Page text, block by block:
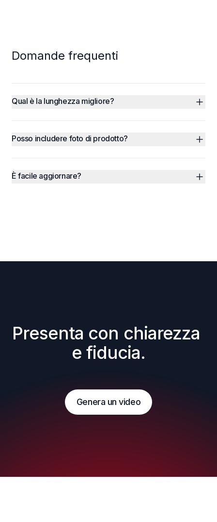
Domande frequenti
Qual è la lunghezza migliore?
Posso includere foto di prodotto?
È facile aggiornare?
Presenta con chiarezza
e fiducia.
Genera un video